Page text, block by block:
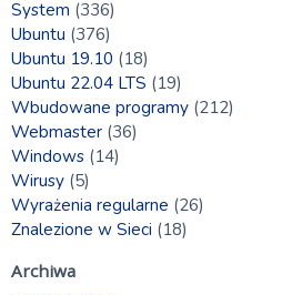
System (336)
Ubuntu (376)
Ubuntu 19.10 (18)
Ubuntu 22.04 LTS (19)
Wbudowane programy (212)
Webmaster (36)
Windows (14)
Wirusy (5)
Wyrażenia regularne (26)
Znalezione w Sieci (18)
Archiwa